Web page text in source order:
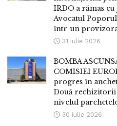
IRDO a rămas
Avocatul
într-un
31 iulie 2026
BOMBA
COMISIEI
progres în
Două
nivelul
30 iulie 2026